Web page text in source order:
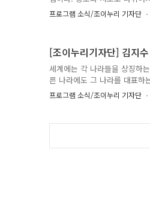
땅 끝”을 알리는 표지석이 서
의 죽변에서는 216.8km 떨어
은 용암이 굳어져 형성된 화산
프로그램 소식/조이누리 기자단
[조이누리기자단] 김지
세계에는 각 나라들을 상징하
른 나라에도 그 나라를 대표하
상징하는 동물* http://
한민국을 상징하는 동물은
프로그램 소식/조이누리 기자단